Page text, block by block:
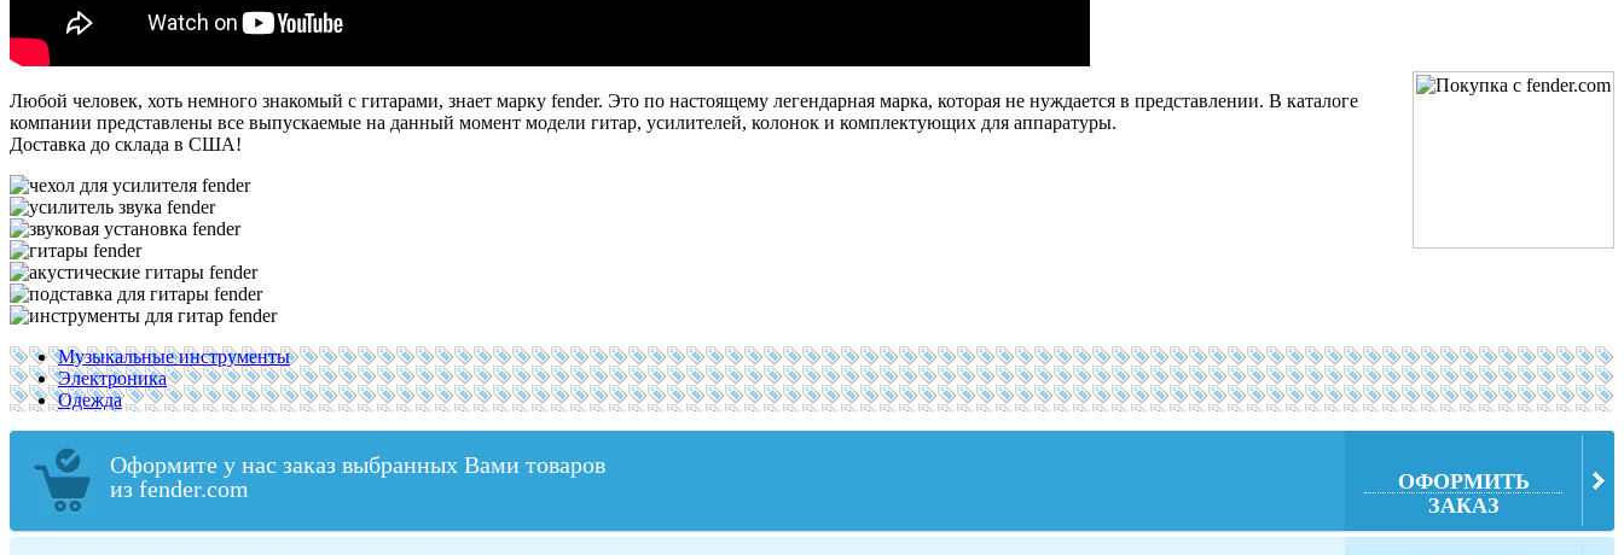
Любой человек, хоть немного знакомый с гитарами, знает марку fender. Это по настоящему легендарная марка, которая не нуждается в представлении. В каталоге
компании представлены все выпускаемые на данный момент модели гитар, усилителей, колонок и комплектующих для аппаратуры.
Доставка до склада в США!
Музыкальные инструменты
Электроника
Одежда
Оформите у нас заказ выбранных Вами товаров
из fender.com
ОФОРМИТЬ
ЗАКАЗ